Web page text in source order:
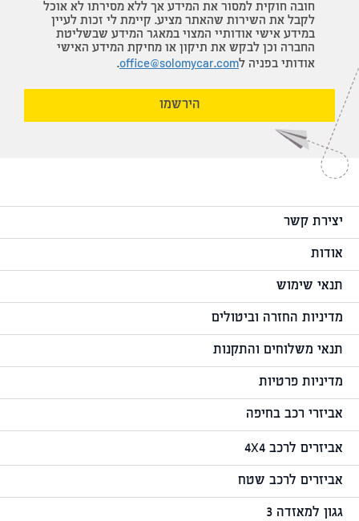
חובה חוקית למסור את המידע אך ללא מסירתו לא אוכל
לקבל את השירות שהאתר מציע. קיימת לי זכות לעיין
במידע אישי אודותיי המצוי במאגר המידע שבשליטת
החברה וכן לבקש את תיקון או מחיקת המידע האישי
אודותי בפניה לoffice@solomycar.com
.
הירשמו
יצירת קשר
אודות
תנאי שימוש
מדיניות החזרה וביטולים
תנאי משלוחים והתקנות
מדיניות פרטיות
אביזרי רכב בחיפה
אביזרים לרכב 4X4
אביזרים לרכב שטח
גגון למאזדה 3